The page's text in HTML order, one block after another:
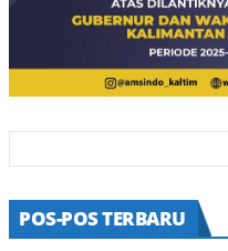
POS-POS TERBARU